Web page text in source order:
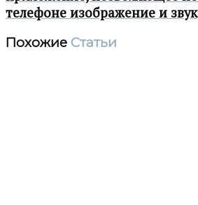
телефоне изображение и звук
Похожие Статьи